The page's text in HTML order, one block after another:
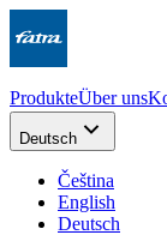
ProdukteÜber uns
Deutsch
Čeština
English
Deutsch